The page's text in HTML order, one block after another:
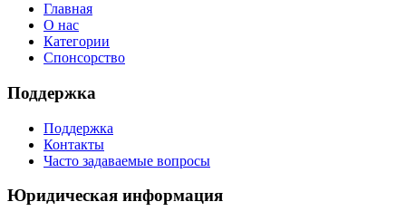
Главная
О нас
Категории
Спонсорство
Поддержка
Поддержка
Контакты
Часто задаваемые вопросы
Юридическая информация